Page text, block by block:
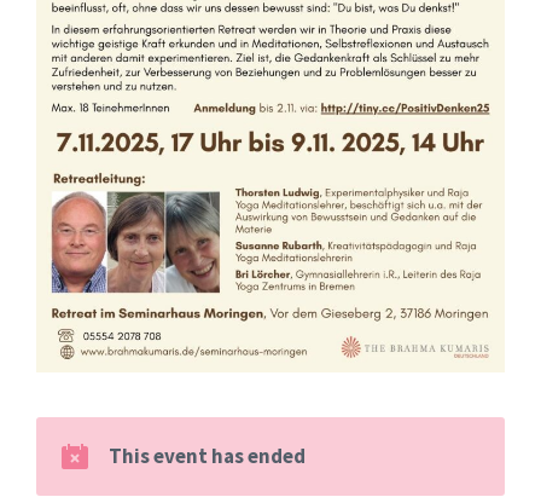
This event has ended